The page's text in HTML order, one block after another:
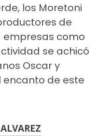
los Moretoni
de
empresas como
se achicó
Oscar y
encanto de este